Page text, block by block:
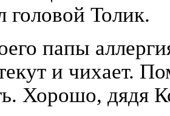
головой Толик.
папы
и чихает.
Хорошо, дядя